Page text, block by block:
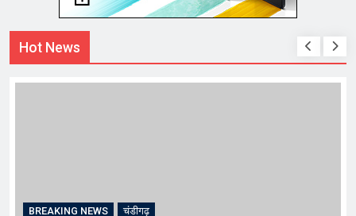
Hot News
BREAKING NEWS चंडीगढ़